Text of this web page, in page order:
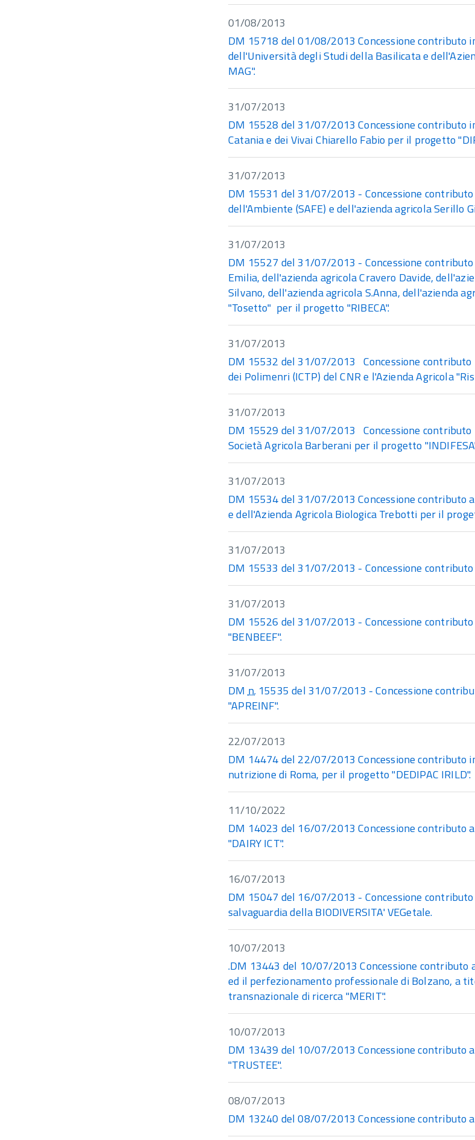
01/08/2013
DM 15718 del 01/08/2013 Concessione
dell'Università degli Studi della Basilicata e
MAG".
31/07/2013
DM 15528 del 31/07/2013 Concessione contributo
Catania e dei Vivai Chiarello Fabio per il progetto
31/07/2013
DM 15531 del 31/07/2013 - Concessione
dell'Ambiente (SAFE) e dell'azienda agricola Serillo
31/07/2013
DM 15527 del 31/07/2013 - Concessione contributo
Emilia, dell'azienda agricola Cravero Davide,
Silvano, dell'azienda agricola S.Anna, dell'azienda
"Tosetto" per il progetto "RIBECA".
31/07/2013
DM 15532 del 31/07/2013 Concessione
dei Polimenri (ICTP) del CNR e l'Azienda Agricola
31/07/2013
DM 15529 del 31/07/2013 Concessione contributo
Società Agricola Barberani per il progetto
31/07/2013
DM 15534 del 31/07/2013 Concessione contributo
e dell'Azienda Agricola Biologica Trebotti per il
31/07/2013
DM 15533 del 31/07/2013 - Concessione contributo
31/07/2013
DM 15526 del 31/07/2013 - Concessione
"BENBEEF".
31/07/2013
DMn.15535 del 31/07/2013 - Concessione
"APREINF".
22/07/2013
DM 14474 del 22/07/2013 Concessione contributo
nutrizione di Roma, per il progetto "DEDIPAC IRILD".
11/10/2022
DM 14023 del 16/07/2013 Concessione contributo
"DAIRY ICT".
16/07/2013
DM 15047 del 16/07/2013 - Concessione
salvaguardia della BIODIVERSITA' VEGetale.
10/07/2013
.DM 13443 del 10/07/2013 Concessione contributo
ed il perfezionamento professionale di Bolzano, a
transnazionale di ricerca "MERIT".
10/07/2013
DM 13439 del 10/07/2013 Concessione contributo
"TRUSTEE".
08/07/2013
DM 13240 del 08/07/2013 Concessione contributo